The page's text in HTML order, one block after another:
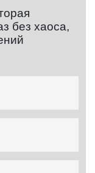
без хаоса,